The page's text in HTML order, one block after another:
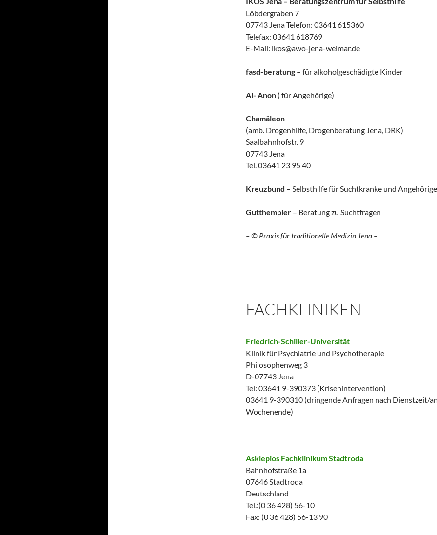
Löbdergraben 7
07743 Jena Telefon: 03641 615360
Telefax: 03641 618769
E-Mail: ikos@awo-jena-weimar.de
fasd-beratung – für alkoholgeschädigte Kinder
Al- Anon ( für Angehörige)
Chamäleon
(amb. Drogenhilfe, Drogenberatung Jena, DRK)
Saalbahnhofstr. 9
07743 Jena
Tel. 03641 23 95 40
Kreuzbund – Selbsthilfe für Suchtkranke und Angehörige
Gutthempler – Beratung zu Suchtfragen
– © Praxis für traditionelle Medizin Jena –
FACHKLINIKEN
Friedrich-Schiller-Universität
Klinik für Psychiatrie und Psychotherapie
Philosophenweg 3
D-07743 Jena
Tel: 03641 9-390373 (Krisenintervention)
03641 9-390310 (dringende Anfragen nach Dienstzeit/
Wochenende)
Asklepios Fachklinikum Stadtroda
Bahnhofstraße 1a
07646 Stadtroda
Deutschland
Tel.:(0 36 428) 56-10
Fax: (0 36 428) 56-13 90